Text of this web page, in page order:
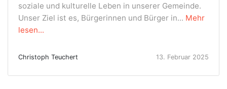
soziale und kulturelle Leben in unserer Gemeinde.
Unser Ziel ist es, Bürgerinnen und Bürger in... Mehr
lesen...
Christoph Teuchert 13. Februar 2025